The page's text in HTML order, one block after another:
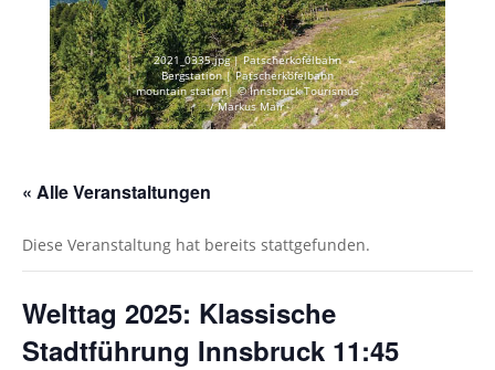
2021_0335.jpg | Patscherkofelbahn
Bergstation | Patscherkofelbahn
mountain station| © Innsbruck Tourismus
/ Markus Mair
« Alle Veranstaltungen
Diese Veranstaltung hat bereits stattgefunden.
Welttag 2025: Klassische
Stadtführung Innsbruck 11:45